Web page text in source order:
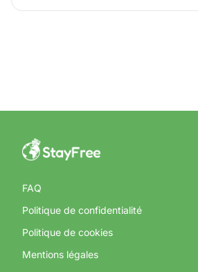
FAQ
Politique de confidentialité
Politique de cookies
Mentions légales